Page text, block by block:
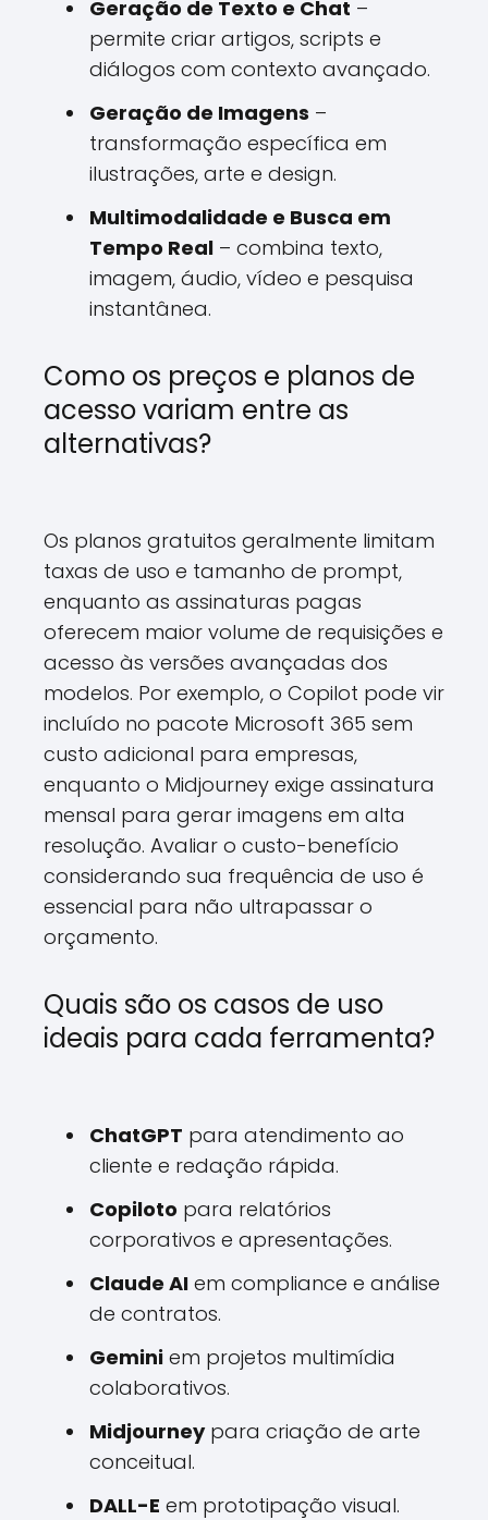
Geração de Texto e Chat –
permite criar artigos, scripts e
diálogos com contexto avançado.
Geração de Imagens –
transformação específica em
ilustrações, arte e design.
Multimodalidade e Busca em
Tempo Real – combina texto,
imagem, áudio, vídeo e pesquisa
instantânea.
Como os preços e planos de
acesso variam entre as
alternativas?
Os planos gratuitos geralmente limitam
taxas de uso e tamanho de prompt,
enquanto as assinaturas pagas
oferecem maior volume de requisições e
acesso às versões avançadas dos
modelos. Por exemplo, o Copilot pode vir
incluído no pacote Microsoft 365 sem
custo adicional para empresas,
enquanto o Midjourney exige assinatura
mensal para gerar imagens em alta
resolução. Avaliar o custo-benefício
considerando sua frequência de uso é
essencial para não ultrapassar o
orçamento.
Quais são os casos de uso
ideais para cada ferramenta?
ChatGPT para atendimento ao
cliente e redação rápida.
Copiloto para relatórios
corporativos e apresentações.
Claude AI em compliance e análise
de contratos.
Gemini em projetos multimídia
colaborativos.
Midjourneypara criação de arte
conceitual.
DALL-E em prototipação visual.